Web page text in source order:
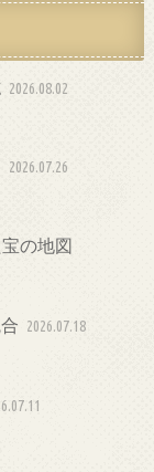
2026.08.02
2026.07.26
の地図
2026.07.18